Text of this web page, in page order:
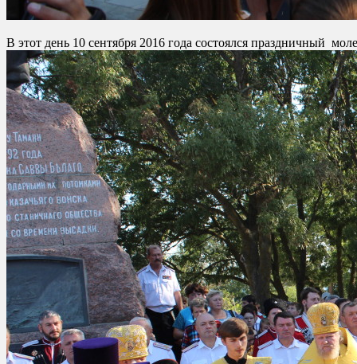
В этот день 10 сентября 2016 года состоялся праздничный